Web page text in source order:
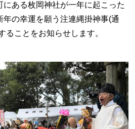
にある枚岡神社が一年に起こった
の幸運を願う注連縄掛神事(通
ることをお知らせします。